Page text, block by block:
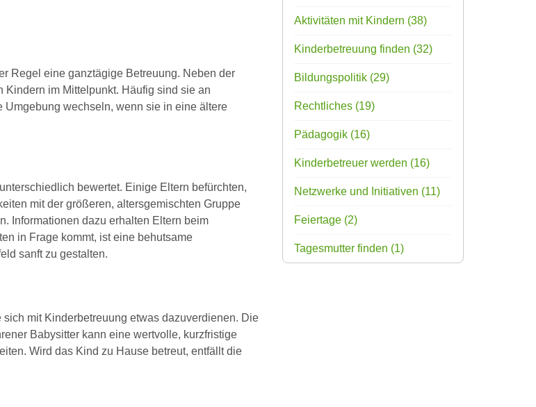
Regel eine ganztägige Betreuung. Neben der
im Mittelpunkt. Häufig sind sie an
wechseln, wenn sie in eine ältere
bewertet. Einige Eltern befürchten,
mit der größeren, altersgemischten Gruppe
Informationen dazu erhalten Eltern beim
in Frage kommt, ist eine behutsame
sanft zu gestalten.
mit Kinderbetreuung etwas dazuverdienen. Die
Babysitter kann eine wertvolle, kurzfristige
Wird das Kind zu Hause betreut, entfällt die
Aktivitäten mit Kindern (38)
Kinderbetreuung finden (32)
Bildungspolitik (29)
Rechtliches (19)
Pädagogik (16)
Kinderbetreuer werden (16)
Netzwerke und Initiativen (11)
Feiertage (2)
Tagesmutter finden (1)